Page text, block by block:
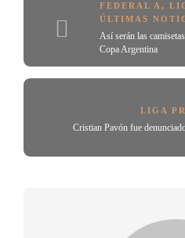
FEDERAL A ,
ÚLTIMAS
Así serán las
Copa Argentina
LIGA
Cristian Pavón fue